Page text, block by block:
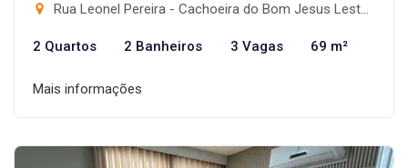
Rua Leonel Pereira - Cachoeira do Bom Jesus Leste, Florianópolis-SC
2 Quartos 2 Banheiros 3 Vagas 69 m²
Mais informações